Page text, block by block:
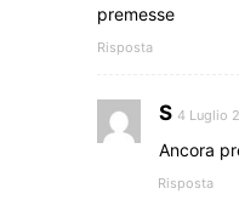
premesse
Risposta
S 4 Luglio
Ancora
Risposta